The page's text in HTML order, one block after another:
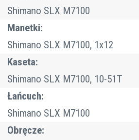
Shimano SLX M7100
Manetki:
Shimano SLX M7100, 1x12
Kaseta:
Shimano SLX M7100, 10-51T
Łańcuch:
Shimano SLX M7100
Obręcze: